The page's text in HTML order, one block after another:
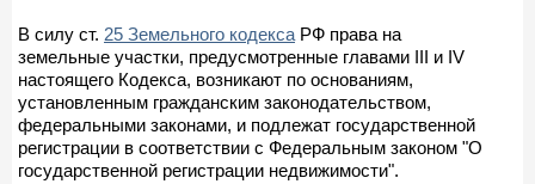
В силу ст. 25 Земельного кодекса РФ права на
земельные участки, предусмотренные главами III и IV
настоящего Кодекса, возникают по основаниям,
установленным гражданским законодательством,
федеральными законами, и подлежат государственной
регистрации в соответствии с Федеральным законом "О
государственной регистрации недвижимости".